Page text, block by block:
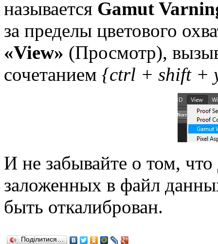
называется Gamut
за пределы цветового
«View» (Просмотр),
сочетанием {ctrl + shift +
И не забывайте о том,
заложенных в файл
быть откалиброван.
Поділитися…